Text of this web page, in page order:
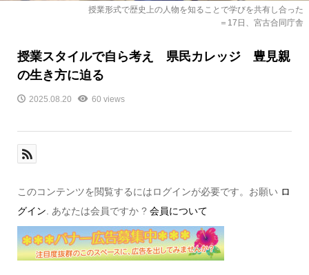
授業形式で歴史上の人物を知ることで学びを共有し合った
＝17日、宮古合同庁舎
授業スタイルで自ら考え 県民カレッジ 豊見親
の生き方に迫る
2025.08.20 60 views
このコンテンツを閲覧するにはログインが必要です。お願い ロ
グイン . あなたは会員ですか ? 会員について